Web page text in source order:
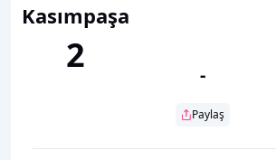
Kasımpaşa
2 -
Paylaş